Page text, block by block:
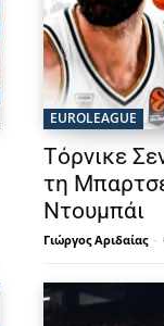
EUROLEAGUE
Τόρνικε
τη
Ντουμπάι
Γιώργος Αριδαίας -